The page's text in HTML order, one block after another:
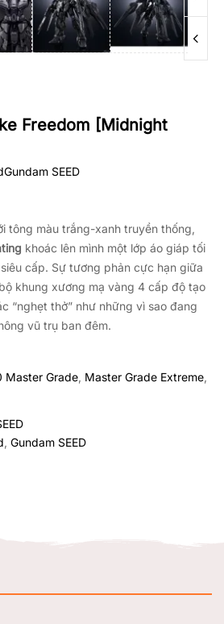
Freedom [Midnight
Gundam SEED
tông màu trắng-xanh truyền thống,
khoác lên mình một lớp áo giáp tối
cấp. Sự tương phản cực hạn giữa
khung xương mạ vàng 4 cấp độ tạo
“nghẹt thở” như những vì sao đang
vũ trụ ban đêm.
Master Grade, Master Grade Extreme,
, Gundam SEED